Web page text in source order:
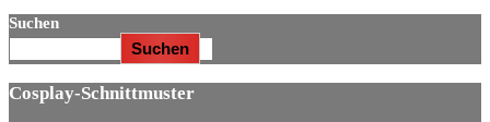
Suchen
Suchen
Cosplay-Schnittmuster